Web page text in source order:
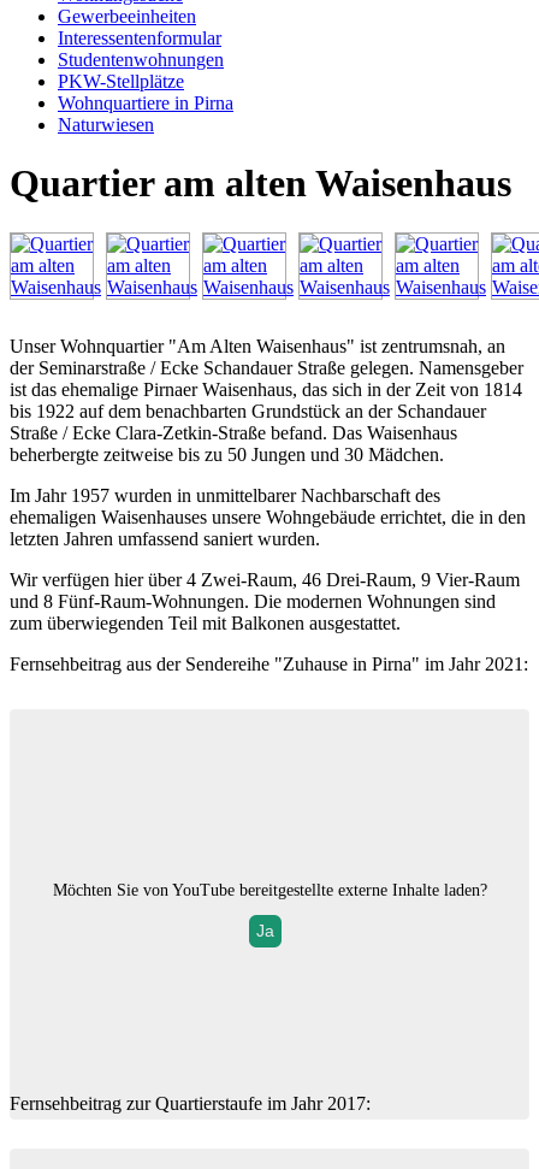
Gewerbeeinheiten
Interessentenformular
Studentenwohnungen
PKW-Stellplätze
Wohnquartiere in Pirna
Naturwiesen
Quartier am alten Waisenhaus
Unser Wohnquartier "Am Alten Waisenhaus" ist zentrumsnah, an
der Seminarstraße / Ecke Schandauer Straße gelegen. Namensgeber
ist das ehemalige Pirnaer Waisenhaus, das sich in der Zeit von 1814
bis 1922 auf dem benachbarten Grundstück an der Schandauer
Straße / Ecke Clara-Zetkin-Straße befand. Das Waisenhaus
beherbergte zeitweise bis zu 50 Jungen und 30 Mädchen.
Im Jahr 1957 wurden in unmittelbarer Nachbarschaft des
ehemaligen Waisenhauses unsere Wohngebäude errichtet, die in den
letzten Jahren umfassend saniert wurden.
Wir verfügen hier über 4 Zwei-Raum, 46 Drei-Raum, 9 Vier-Raum
und 8 Fünf-Raum-Wohnungen. Die modernen Wohnungen sind
zum überwiegenden Teil mit Balkonen ausgestattet.
Fernsehbeitrag aus der Sendereihe "Zuhause in Pirna" im Jahr 2021:
Möchten Sie von YouTubebereitgestellte externe Inhalte laden?
Ja
Fernsehbeitrag zur Quartierstaufe im Jahr 2017: